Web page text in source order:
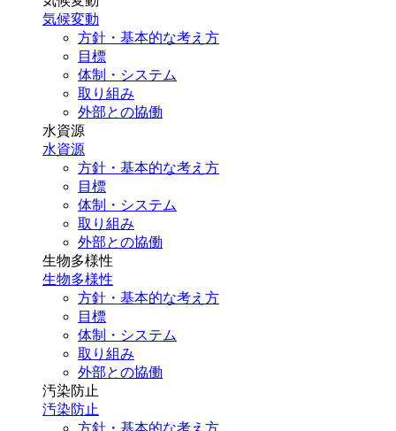
気候変動
方針・基本的な考え方
目標
体制・システム
取り組み
外部との協働
水資源
水資源
方針・基本的な考え方
目標
体制・システム
取り組み
外部との協働
生物多様性
生物多様性
方針・基本的な考え方
目標
体制・システム
取り組み
外部との協働
汚染防止
汚染防止
方針・基本的な考え方